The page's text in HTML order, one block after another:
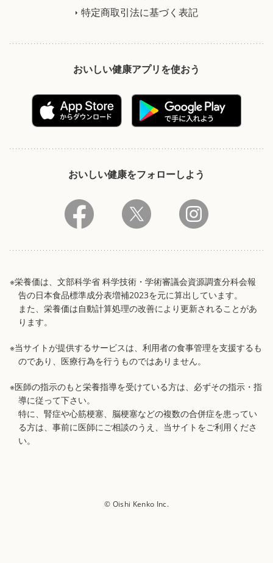
特定商取引法に基づく表記
おいしい健康アプリを使おう
おいしい健康をフォローしよう
※栄養価は、文部科学省 科学技術・学術審議会資源調査分科会報
告の日本食品標準成分表増補2023を元に算出しています。
また、栄養価は自動計算処理の改善により更新されることがあ
ります。
※当サイトが提供するサービスは、利用者の食事管理を支援するも
のであり、医療行為を行うものではありません。
※医師の指示のもと栄養指導を受けている方は、必ずその指示・指
導に従って下さい。
特に、腎症や心筋梗塞、脳梗塞などの複数の合併症を患ってい
る方は、事前に医師にご相談のうえ、当サイトをご利用くださ
い。
© Oishi Kenko Inc.